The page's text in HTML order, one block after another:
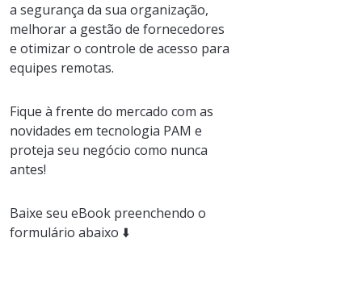
a segurança da sua organização,
melhorar a gestão de fornecedores
e otimizar o controle de acesso para
equipes remotas.
Fique à frente do mercado com as
novidades em tecnologia PAM e
proteja seu negócio como nunca
antes!
Baixe seu eBook preenchendo o
formulário abaixo ⬇️